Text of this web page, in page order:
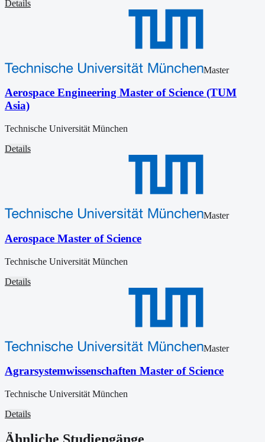
Details
Master
Aerospace Engineering Master of Science (TUM
Asia)
Technische Universität München
Details
Master
Aerospace Master of Science
Technische Universität München
Details
Master
Agrarsystemwissenschaften Master of Science
Technische Universität München
Details